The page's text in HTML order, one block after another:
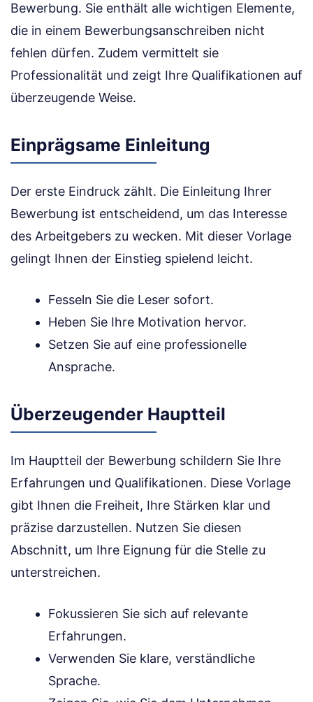
Bewerbung. Sie enthält alle wichtigen Elemente,
die in einem Bewerbungsanschreiben nicht
fehlen dürfen. Zudem vermittelt sie
Professionalität und zeigt Ihre Qualifikationen auf
überzeugende Weise.
Einprägsame Einleitung
Der erste Eindruck zählt. Die Einleitung Ihrer
Bewerbung ist entscheidend, um das Interesse
des Arbeitgebers zu wecken. Mit dieser Vorlage
gelingt Ihnen der Einstieg spielend leicht.
Fesseln Sie die Leser sofort.
Heben Sie Ihre Motivation hervor.
Setzen Sie auf eine professionelle
Ansprache.
Überzeugender Hauptteil
Im Hauptteil der Bewerbung schildern Sie Ihre
Erfahrungen und Qualifikationen. Diese Vorlage
gibt Ihnen die Freiheit, Ihre Stärken klar und
präzise darzustellen. Nutzen Sie diesen
Abschnitt, um Ihre Eignung für die Stelle zu
unterstreichen.
Fokussieren Sie sich auf relevante
Erfahrungen.
Verwenden Sie klare, verständliche
Sprache.